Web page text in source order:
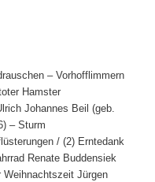
– Vorhofflimmern
Hamster
Johannes Beil (geb.
– Sturm
/ (2) Erntedank
Renate Buddensiek
Jürgen